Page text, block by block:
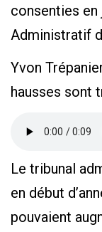
consenties en
Administratif
Yvon
hausses sont
Le tribunal
en début
pouvaient